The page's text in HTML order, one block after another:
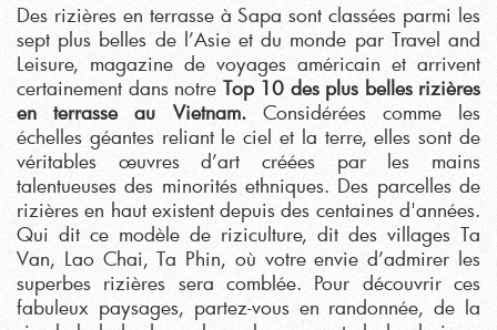
Des rizières en terrasse à Sapa sont classées parmi les
sept plus belles de l’Asie et du monde par Travel and
Leisure, magazine de voyages américain et arrivent
certainement dans notre Top 10 des plus belles rizières
en terrasse au Vietnam.Considérées comme les
échelles géantes reliant le ciel et la terre, elles sont de
véritables œuvres d’art créées par les mains
talentueuses des minorités ethniques. Des parcelles de
rizières en haut existent depuis des centaines d'années.
Qui dit ce modèle de riziculture, dit des villages Ta
Van, Lao Chai, Ta Phin, où votre envie d’admirer les
superbes rizières sera comblée. Pour découvrir ces
fabuleux paysages, partez-vous en randonnée, de la